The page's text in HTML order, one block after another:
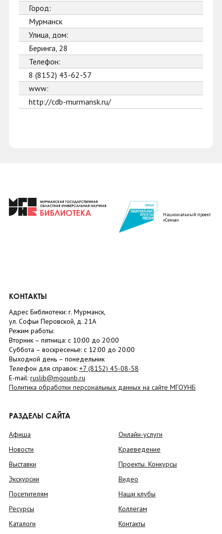
Город:
Мурманск
Улица, дом:
Беринга, 28
Телефон:
8 (8152) 43-62-57
www:
http://cdb-murmansk.ru/
Национальный проект
«Семья»
КОНТАКТЫ
Адрес Библиотеки: г. Мурманск,
ул. Софьи Перовской, д. 21А
Режим работы:
Вторник – пятница: с 10:00 до 20:00
Суббота – воскресенье: c 12:00 до 20:00
Выходной день – понедельник
Телефон для справок: +7 (8152) 45-08-58
E-mail: ruslib@mgounb.ru
Политика обработки персональных данных на сайте МГОУНБ
РАЗДЕЛЫ САЙТА
Афиша
Новости
Выставки
Экскурсии
Посетителям
Ресурсы
Каталоги
Онлайн-услуги
Краеведение
Проекты. Конкурсы
Видео
Наши клубы
Коллегам
Контакты